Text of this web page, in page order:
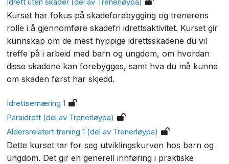
Kurset har fokus på skadeforebygging og trenerens
rolle i å gjennomføre skadefri idrettsaktivitet. Kurset gir
kunnskap om de mest hyppige idrettsskadene du vil
treffe på i arbeid med barn og ungdom, om hvordan
disse skadene kan forebygges, samt hva du må kunne
om skaden først har skjedd.
Idrettsernæring 1
Paraidrett (del av Trenerløypa)
Aldersrelatert trening 1 (del av Trenerløypa)
Dette kurset tar for seg utviklingskurven hos barn og
ungdom. Det gir en generell innføring i praktiske